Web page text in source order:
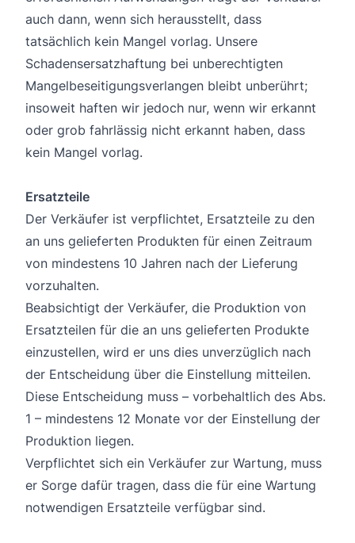
auch dann, wenn sich herausstellt, dass
tatsächlich kein Mangel vorlag. Unsere
Schadensersatzhaftung bei unberechtigten
Mangelbeseitigungsverlangen bleibt unberührt;
insoweit haften wir jedoch nur, wenn wir erkannt
oder grob fahrlässig nicht erkannt haben, dass
kein Mangel vorlag.
Ersatzteile
Der Verkäufer ist verpflichtet, Ersatzteile zu den
an uns gelieferten Produkten für einen Zeitraum
von mindestens 10 Jahren nach der Lieferung
vorzuhalten.
Beabsichtigt der Verkäufer, die Produktion von
Ersatzteilen für die an uns gelieferten Produkte
einzustellen, wird er uns dies unverzüglich nach
der Entscheidung über die Einstellung mitteilen.
Diese Entscheidung muss – vorbehaltlich des Abs.
1 – mindestens 12 Monate vor der Einstellung der
Produktion liegen.
Verpflichtet sich ein Verkäufer zur Wartung, muss
er Sorge dafür tragen, dass die für eine Wartung
notwendigen Ersatzteile verfügbar sind.